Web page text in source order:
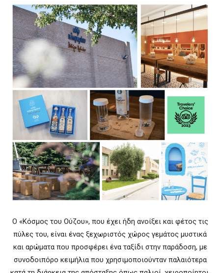
Ο «Κόσμος του Ούζου», που έχει ήδη ανοίξει και φέτος τις
πύλες του, είναι ένας ξεχωριστός χώρος γεμάτος μυστικά
και αρώματα που προσφέρει ένα ταξίδι στην παράδοση, με
συνοδοιπόρο κειμήλια που χρησιμοποιούνταν παλαιότερα